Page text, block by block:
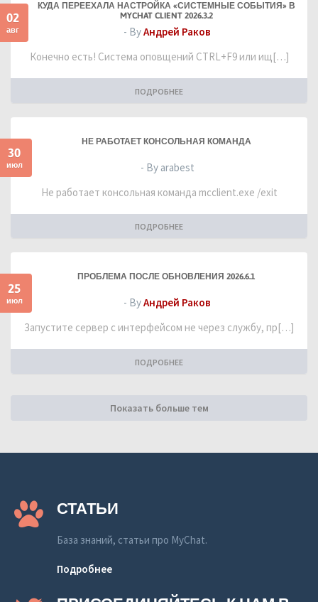
02
авг
КУДА ПЕРЕЕХАЛА НАСТРОЙКА «СИСТЕМНЫЕ СОБЫТИЯ» В
MYCHAT CLIENT 2026.3.2
- ByАндрей Раков
Конечно есть! Система оповщений CTRL+F9 или ищ[…]
ПОДРОБНЕЕ
30
июл
НЕ РАБОТАЕТ КОНСОЛЬНАЯ КОМАНДА
- By arabest
Не работает консольная команда mcclient.exe /exit
ПОДРОБНЕЕ
25
июл
ПРОБЛЕМА ПОСЛЕ ОБНОВЛЕНИЯ 2026.6.1
- ByАндрей Раков
Запустите сервер с интерфейсом не через службу, пр[…]
ПОДРОБНЕЕ
Показать больше тем
СТАТЬИ
База знаний, статьи про MyChat.
Подробнее